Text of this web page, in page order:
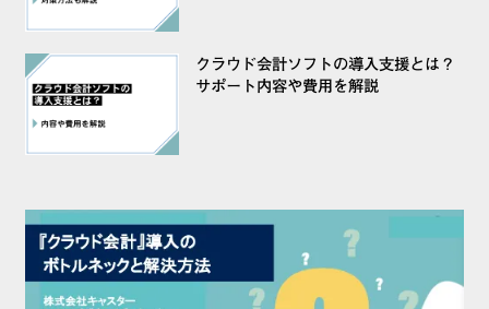
クラウド会計ソフトの導入支援とは？
サポート内容や費用を解説